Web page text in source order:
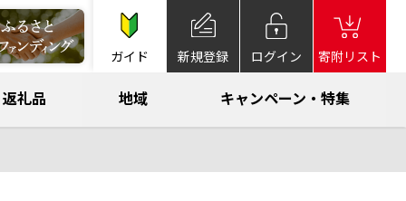
ガイド 新規登録 ログイン 寄附リスト
返礼品 地域 キャンペーン・特集